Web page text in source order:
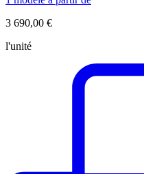
3 690,00 €
l'unité